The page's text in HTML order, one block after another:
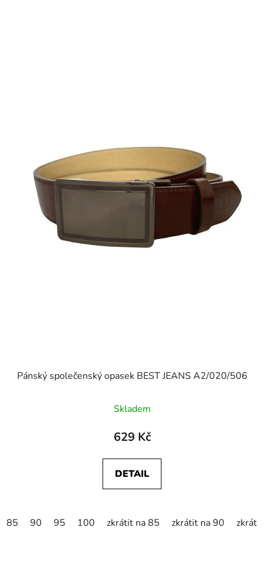
Pánský společenský opasek BEST JEANS A2/020/506
Skladem
629 Kč
DETAIL
85 90 95 100 zkrátit na 85 zkrátit na 90